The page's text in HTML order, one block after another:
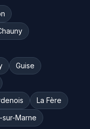
Guise
La Fère
sur-Marne